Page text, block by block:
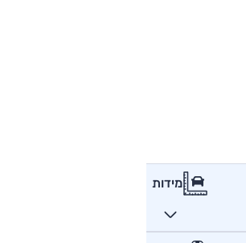
מידות